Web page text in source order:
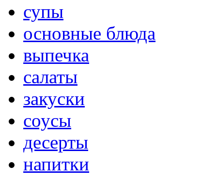
супы
основные блюда
выпечка
салаты
закуски
соусы
десерты
напитки